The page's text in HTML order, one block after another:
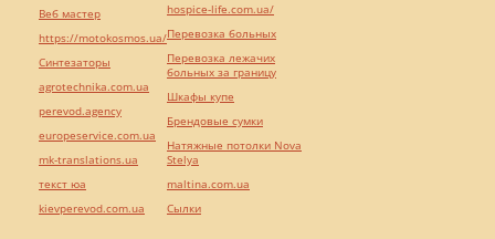
Веб мастер
https://motokosmos.ua/
Синтезаторы
agrotechnika.com.ua
perevod.agency
europeservice.com.ua
mk-translations.ua
текст юа
kievperevod.com.ua
hospice-life.com.ua/
Перевозка больных
Перевозка лежачих
больных за границу
Шкафы купе
Брендовые сумки
Натяжные потолки Nova
Stelya
maltina.com.ua
Cылки